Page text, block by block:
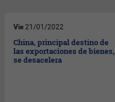
Vie 21/01/2022
China, principal destino de
las exportaciones de bienes,
se desacelera